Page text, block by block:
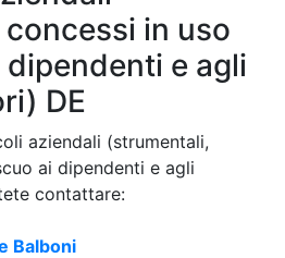
in uso
e agli
DE
aziendali (strumentali,
ai dipendenti e agli
contattare:
Balboni